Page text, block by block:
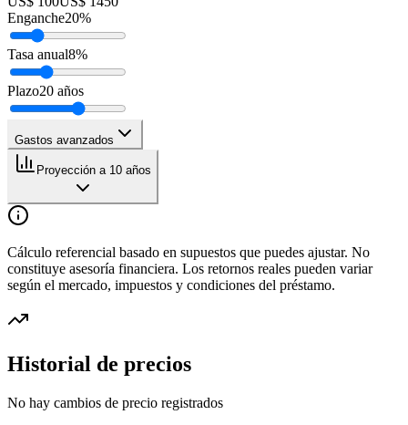
Enganche20%
Tasa anual8%
Plazo20 años
Gastos avanzados
Proyección a 10 años
Cálculo referencial basado en supuestos que puedes ajustar. No
constituye asesoría financiera. Los retornos reales pueden variar
según el mercado, impuestos y condiciones del préstamo.
Historial de precios
No hay cambios de precio registrados